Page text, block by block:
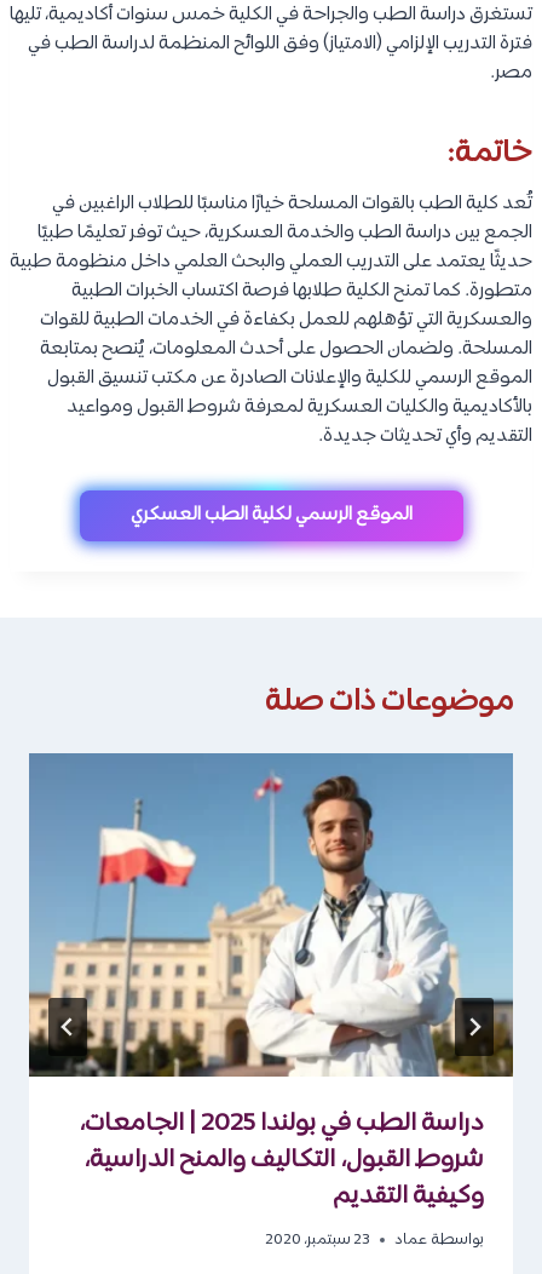
تستغرق دراسة الطب والجراحة في الكلية خمس سنوات أكاديمية، تليها
فترة التدريب الإلزامي (الامتياز) وفق اللوائح المنظمة لدراسة الطب في
مصر.
خاتمة:
تُعد كلية الطب بالقوات المسلحة خيارًا مناسبًا للطلاب الراغبين في
الجمع بين دراسة الطب والخدمة العسكرية، حيث توفر تعليمًا طبيًا
حديثًا يعتمد على التدريب العملي والبحث العلمي داخل منظومة طبية
متطورة. كما تمنح الكلية طلابها فرصة اكتساب الخبرات الطبية
والعسكرية التي تؤهلهم للعمل بكفاءة في الخدمات الطبية للقوات
المسلحة. ولضمان الحصول على أحدث المعلومات، يُنصح بمتابعة
الموقع الرسمي للكلية والإعلانات الصادرة عن مكتب تنسيق القبول
بالأكاديمية والكليات العسكرية لمعرفة شروط القبول ومواعيد
التقديم وأي تحديثات جديدة.
الموقع الرسمي لكلية الطب العسكري
موضوعات ذات صلة
دراسة الطب في بولندا 2025 | الجامعات،
شروط القبول، التكاليف والمنح الدراسية،
وكيفية التقديم
بواسطة عماد 23 سبتمبر، 2020